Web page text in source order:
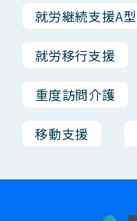
就労継続支援A型
就労移行支援
重度訪問介護
移動支援